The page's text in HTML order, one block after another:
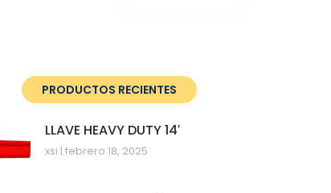
PRODUCTOS RECIENTES
LLAVE HEAVY DUTY 14′
xsi febrero 18, 2025